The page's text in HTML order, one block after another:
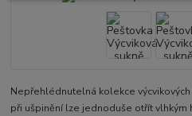
Nepřehlédnutelná kolekce
při ušpinění lze jednoduše otřít vlhkým